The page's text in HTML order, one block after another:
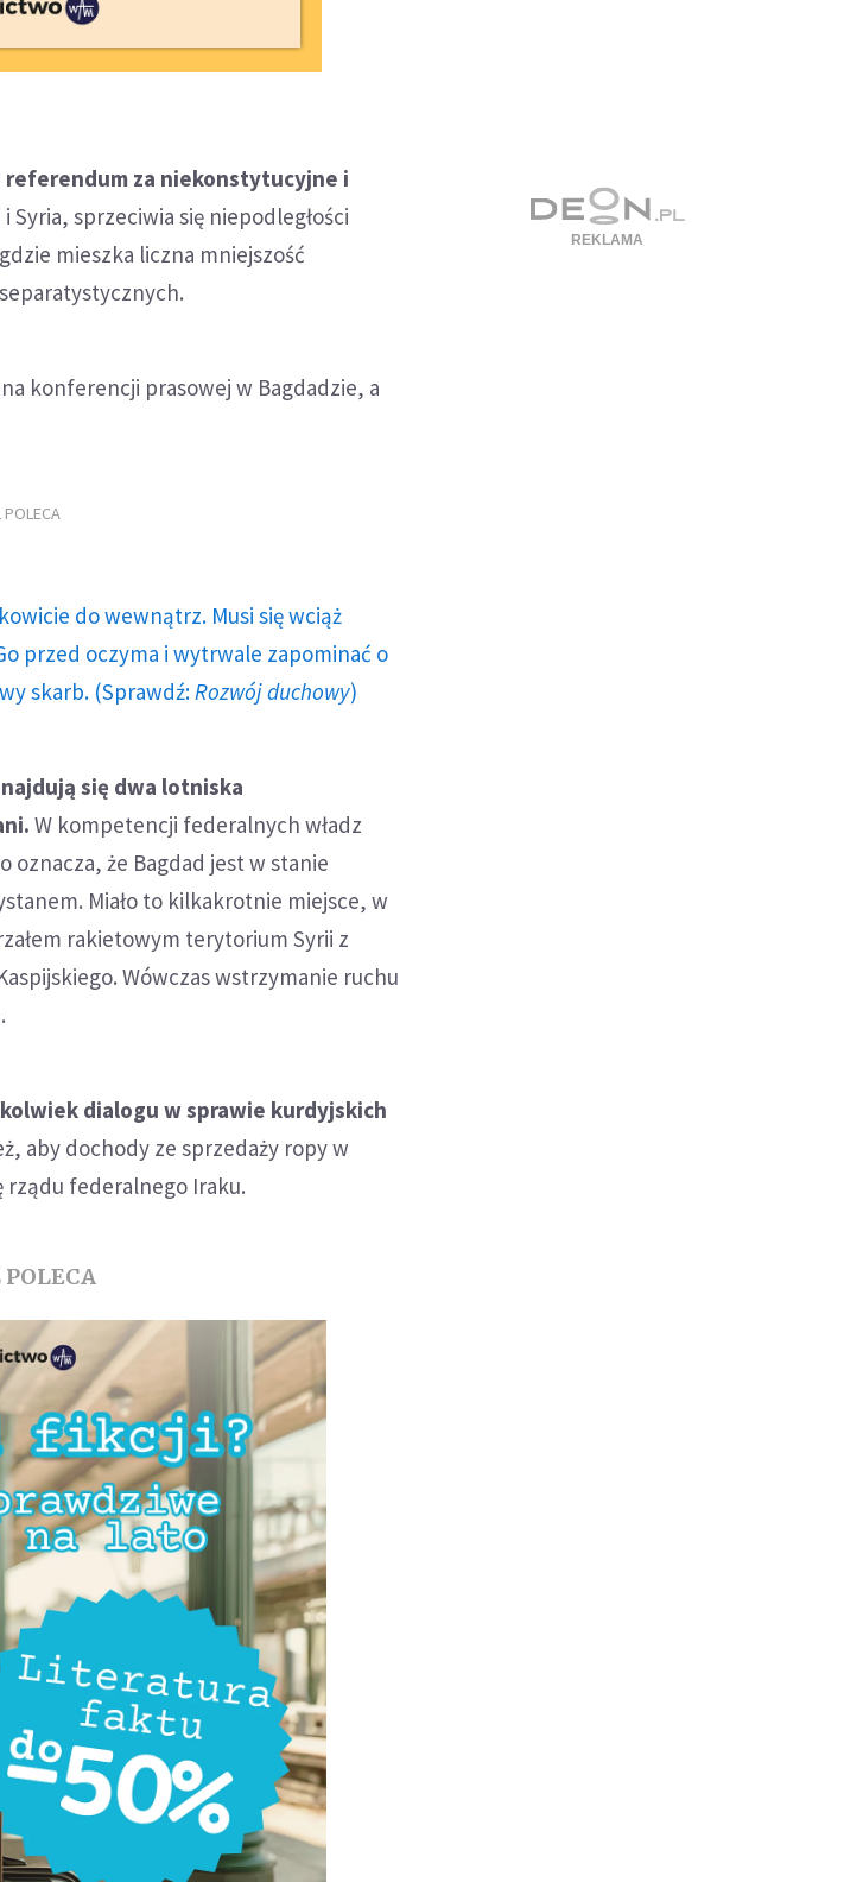
referendum za niekonstytucyjne i
Syria, sprzeciwia się niepodległości
mieszka liczna mniejszość
konferencji prasowej w Bagdadzie, a
POLECA
do wewnątrz. Musi się wciąż
przed oczyma i wytrwale zapominać o
skarb. (Sprawdź: Rozwój duchowy)
się dwa lotniska
W kompetencji federalnych władz
że Bagdad jest w stanie
Miało to kilkakrotnie miejsce, w
rakietowym terytorium Syrii z
Wówczas wstrzymanie ruchu
dialogu w sprawie kurdyjskich
aby dochody ze sprzedaży ropy w
rządu federalnego Iraku.